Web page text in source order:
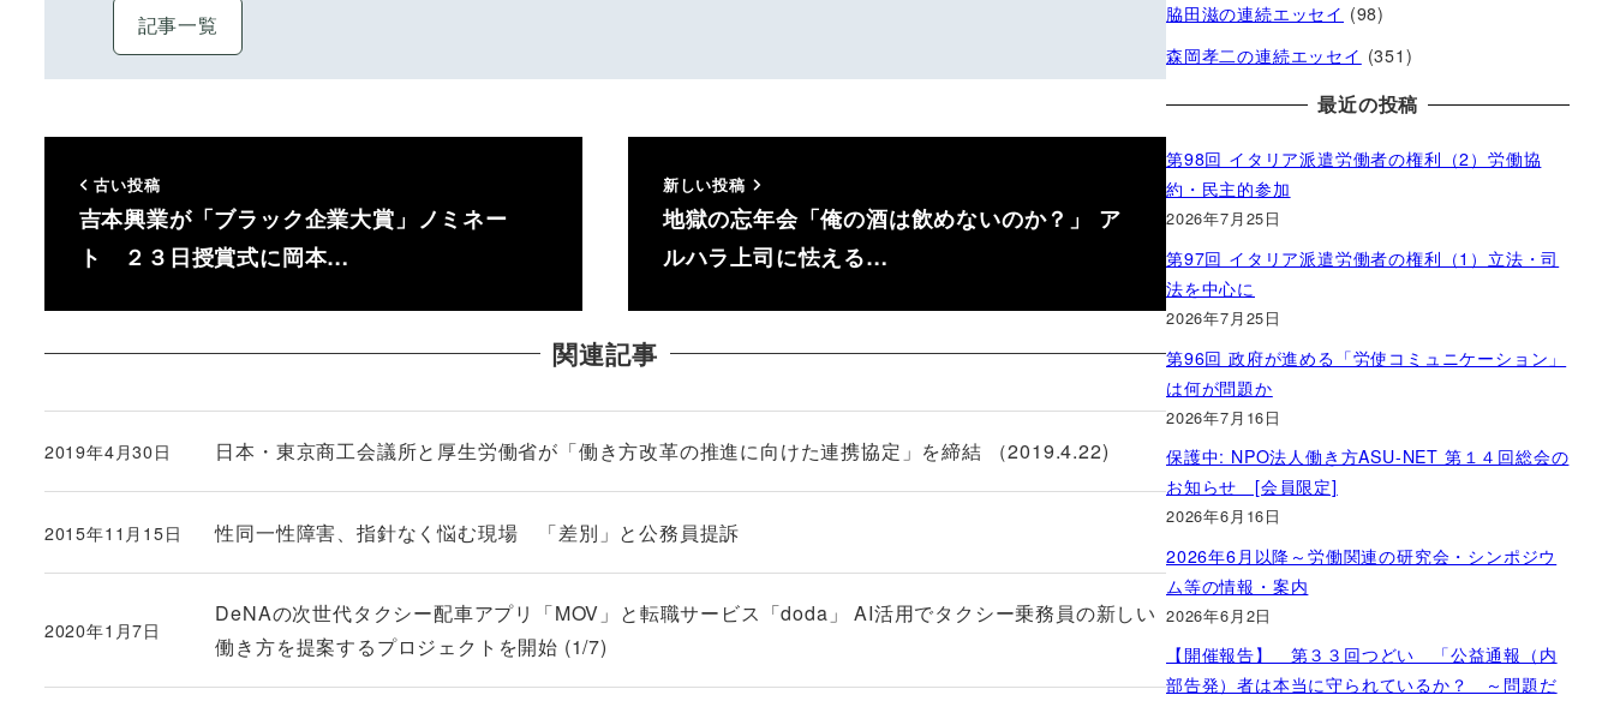
記事一覧
古い投稿
吉本興業が「ブラック企業大賞」ノミネー
ト ２３日授賞式に岡本…
新しい投稿
地獄の忘年会「俺の酒は飲めないのか？」 ア
ルハラ上司に怯える…
関連記事
日本・東京商工会議所と厚生労働省が「働き方改革の推進に向けた連携協定」を締結 （2019.4.22)
投稿日
2019年4月30日
性同一性障害、指針なく悩む現場 「差別」と公務員提訴
投稿日
2015年11月15日
DeNAの次世代タクシー配車アプリ「MOV」と転職サービス「doda」 AI活用でタクシー乗務員の新しい
働き方を提案するプロジェクトを開始 (1/7)
投稿日
2020年1月7日
脇田滋の連続エッセイ (98)
森岡孝二の連続エッセイ (351)
最近の投稿
第98回 イタリア派遣労働者の権利（2）労働協
約・民主的参加
2026年7月25日
第97回 イタリア派遣労働者の権利（1）立法・司
法を中心に
2026年7月25日
第96回 政府が進める「労使コミュニケーション」
は何が問題か
2026年7月16日
保護中: NPO法人働き方ASU-NET 第１４回総会の
お知らせ [会員限定]
2026年6月16日
2026年6月以降～労働関連の研究会・シンポジウ
ム等の情報・案内
2026年6月2日
【開催報告】 第３３回つどい 「公益通報（内
部告発）者は本当に守られているか？ ～問題だ